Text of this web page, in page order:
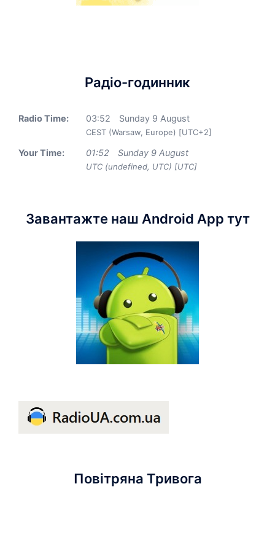
Радіо-годинник
Radio Time: 03:52 Sunday 9 August
CEST (Warsaw, Europe) [UTC+2]
Your Time: 01:52 Sunday 9 August
UTC (undefined, UTC) [UTC]
Завантажте наш Android App тут
Повітряна Тривога